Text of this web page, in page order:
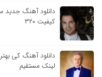
دانلود آهنگ جدید
کیفیت ۳۲۰
دانلود آهنگ کی
لینک مستقیم